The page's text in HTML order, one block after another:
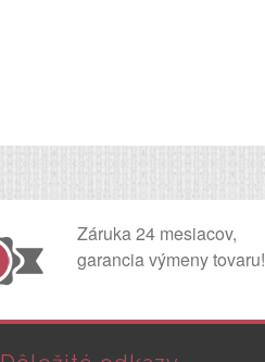
Záruka 24 mesiacov,
garancia výmeny tovaru!